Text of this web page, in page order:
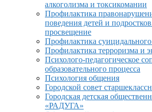
алкоголизма и токсикомании
Профилактика
поведения детей и
просвещение
Профилактика
Профилактика терроризма и
Психолого-педагогическое
образовательного процесса
Психология общения
Городской совет
Городская детская
«РАДУГА»